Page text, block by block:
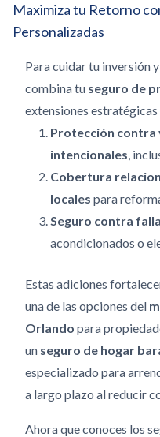
Maximiza tu Retorno
Personalizadas
Para cuidar tu inversión
combina tu seguro de
extensiones
Protección contra
intencionales,
Cobertura
locales para
Seguro contra
acondicionados o
Estas adiciones
una de las opciones del
Orlando para
un seguro de hogar
especializado para
a largo plazo al reducir
Ahora que conoces los